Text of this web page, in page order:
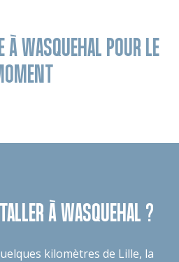
À WASQUEHAL POUR LE
À WASQUEHAL ?
kilomètres de Lille, la